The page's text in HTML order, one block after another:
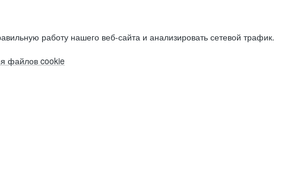
работу нашего веб-сайта и анализировать сетевой трафик.
файлов cookie